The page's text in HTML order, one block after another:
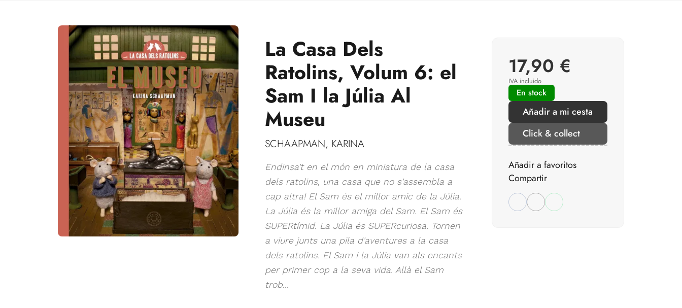
La Casa Dels
Ratolins, Volum 6: el
Sam I la Júlia Al
Museu
SCHAAPMAN, KARINA
Endinsa't en el món en miniatura de la casa
dels ratolins, una casa que no s'assembla a
cap altra! El Sam és el millor amic de la Júlia.
La Júlia és la millor amiga del Sam. El Sam és
SUPERtímid. La Júlia és SUPERcuriosa. Tornen
a viure junts una pila d'aventures a la casa
dels ratolins. El Sam i la Júlia van als encants
per primer cop a la seva vida. Allà el Sam
trob...
17,90 €
IVA incluido
En stock
Añadir a mi cesta
Click & collect
Añadir a favoritos
Compartir